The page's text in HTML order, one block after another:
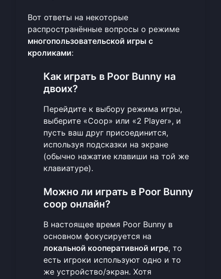
Вот ответы на некоторые
распространённые вопросы о режиме
многопользовательской игры с
кроликами:
Как играть в Poor Bunny на
двоих?
Перейдите к выбору режима игры,
выберите «Coop» или «2 Player», и
пусть ваш друг присоединится,
используя подсказки на экране
(обычно нажатие клавиши на той же
клавиатуре).
Можно ли играть в Poor Bunny
coop онлайн?
В настоящее время Poor Bunny в
основном фокусируется на
локальной кооперативной игре, то
есть игроки используют одно и то
же устройство/экран. Хотя